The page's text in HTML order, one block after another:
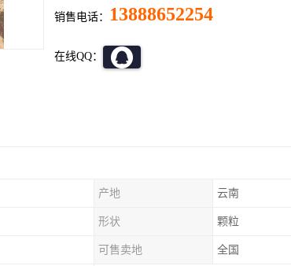
销售电话： 13888652254
在线QQ：
产地 云南
形状 颗粒
可售卖地 全国